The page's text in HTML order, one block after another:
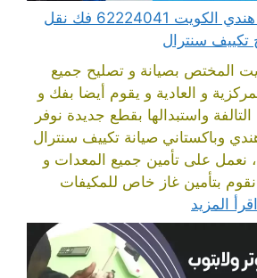
فني تكييف مركزي هندي الكويت 62224041 فك نقل
تكييف سنترال
المختص بصيانة و تصليح جميع
و العادية و يقوم أيضا بفك و
واستبدالها بقطع جديدة نوفر
وباكستاني صيانة تكييف سنترال
نعمل على تأمين جميع المعدات و
نقوم بتأمين غاز خاص للمكيفات
اقرأ المزيد